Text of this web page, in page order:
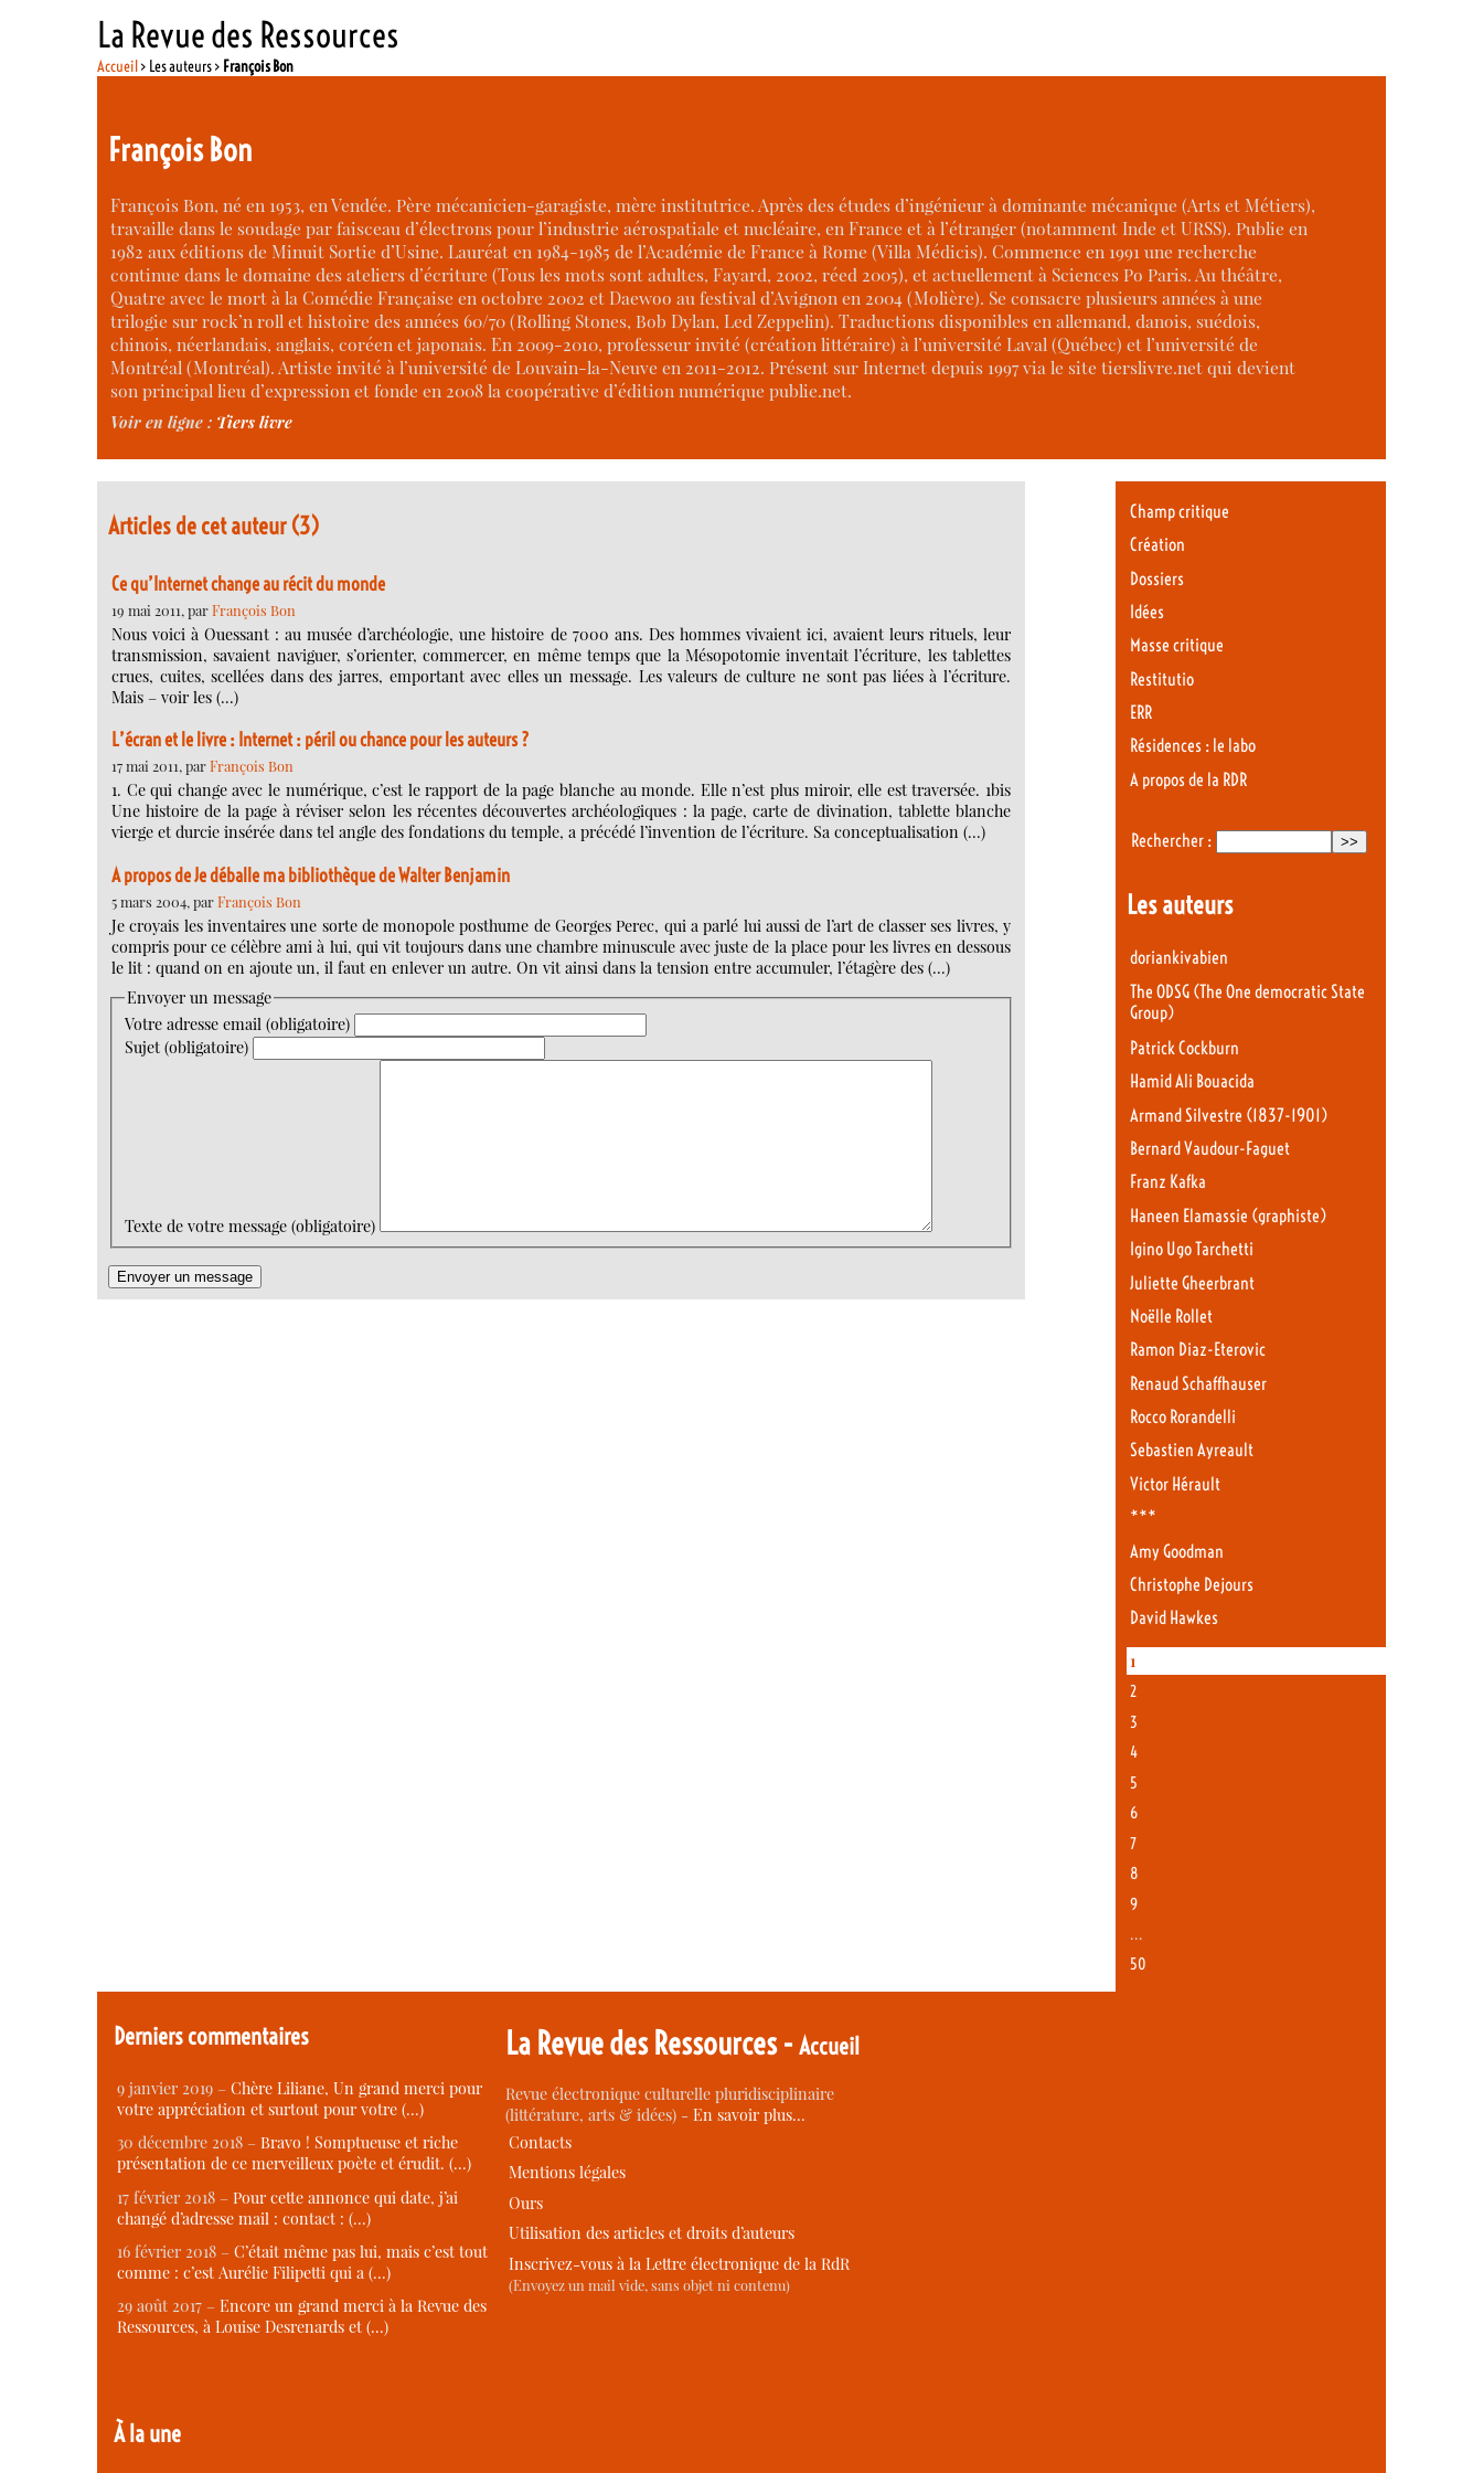
La Revue des Ressources
Accueil> Les auteurs > François Bon
François Bon
François Bon, né en 1953, en Vendée. Père mécanicien-garagiste, mère institutrice. Après des études d’ingénieur à dominante mécanique (Arts et Métiers),
travaille dans le soudage par faisceau d’électrons pour l’industrie aérospatiale et nucléaire, en France et à l’étranger (notamment Inde et URSS). Publie en
1982 aux éditions de Minuit Sortie d’Usine. Lauréat en 1984-1985 de l’Académie de France à Rome (Villa Médicis). Commence en 1991 une recherche
continue dans le domaine des ateliers d’écriture (Tous les mots sont adultes, Fayard, 2002, réed 2005), et actuellement à Sciences Po Paris. Au théâtre,
Quatre avec le mort à la Comédie Française en octobre 2002 et Daewoo au festival d’Avignon en 2004 (Molière). Se consacre plusieurs années à une
trilogie sur rock’n roll et histoire des années 60/70 (Rolling Stones, Bob Dylan, Led Zeppelin). Traductions disponibles en allemand, danois, suédois,
chinois, néerlandais, anglais, coréen et japonais. En 2009-2010, professeur invité (création littéraire) à l’université Laval (Québec) et l’université de
Montréal (Montréal). Artiste invité à l’université de Louvain-la-Neuve en 2011-2012. Présent sur Internet depuis 1997 via le site tierslivre.net qui devient
son principal lieu d’expression et fonde en 2008 la coopérative d’édition numérique publie.net.
Voir en ligne : Tiers livre
Articles de cet auteur (3)
Ce qu’Internet change au récit du monde
19 mai 2011, parFrançois Bon
Nous voici à Ouessant : au musée d’archéologie, une histoire de 7000 ans. Des hommes vivaient ici, avaient leurs rituels, leur
transmission, savaient naviguer, s’orienter, commercer, en même temps que la Mésopotomie inventait l’écriture, les tablettes
crues, cuites, scellées dans des jarres, emportant avec elles un message. Les valeurs de culture ne sont pas liées à l’écriture.
Mais – voir les (…)
L’écran et le livre : Internet : péril ou chance pour les auteurs ?
17 mai 2011, parFrançois Bon
1. Ce qui change avec le numérique, c’est le rapport de la page blanche au monde. Elle n’est plus miroir, elle est traversée. 1bis
Une histoire de la page à réviser selon les récentes découvertes archéologiques : la page, carte de divination, tablette blanche
vierge et durcie insérée dans tel angle des fondations du temple, a précédé l’invention de l’écriture. Sa conceptualisation (…)
A propos de Je déballe ma bibliothèque de Walter Benjamin
5 mars 2004, parFrançois Bon
Je croyais les inventaires une sorte de monopole posthume de Georges Perec, qui a parlé lui aussi de l’art de classer ses livres, y
compris pour ce célèbre ami à lui, qui vit toujours dans une chambre minuscule avec juste de la place pour les livres en dessous
le lit : quand on en ajoute un, il faut en enlever un autre. On vit ainsi dans la tension entre accumuler, l’étagère des (…)
Envoyer un message
Votre adresse email (obligatoire)
Sujet (obligatoire)
Texte de votre message (obligatoire)
Champ critique
Création
Dossiers
Idées
Masse critique
Restitutio
ERR
Résidences : le labo
A propos de la RDR
Rechercher :
Les auteurs
doriankivabien
The ODSG (The One democratic State
Group)
Patrick Cockburn
Hamid Ali Bouacida
Armand Silvestre (1837-1901)
Bernard Vaudour-Faguet
Franz Kafka
Haneen Elamassie (graphiste)
Igino Ugo Tarchetti
Juliette Gheerbrant
Noëlle Rollet
Ramon Diaz-Eterovic
Renaud Schaffhauser
Rocco Rorandelli
Sebastien Ayreault
Victor Hérault
***
Amy Goodman
Christophe Dejours
David Hawkes
1
2
3
4
5
6
7
8
9
…
50
Derniers commentaires
9 janvier 2019 – Chère Liliane, Un grand merci pour
votre appréciation et surtout pour votre (…)
30 décembre 2018 – Bravo ! Somptueuse et riche
présentation de ce merveilleux poète et érudit. (…)
17 février 2018 – Pour cette annonce qui date, j’ai
changé d’adresse mail : contact : (…)
16 février 2018 – C’était même pas lui, mais c’est tout
comme : c’est Aurélie Filipetti qui a (…)
29 août 2017 – Encore un grand merci à la Revue des
Ressources, à Louise Desrenards et (…)
À la une
La Revue des Ressources -Accueil
Revue électronique culturelle pluridisciplinaire
(littérature, arts & idées) -En savoir plus…
Contacts
Mentions légales
Ours
Utilisation des articles et droits d’auteurs
Inscrivez-vous à la Lettre électronique de la RdR
(Envoyez un mail vide, sans objet ni contenu)